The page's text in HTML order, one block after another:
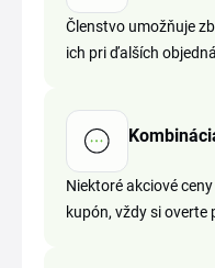
Členstvo umožňuje
ich pri ďalších
Niektoré akciové
kupón, vždy si